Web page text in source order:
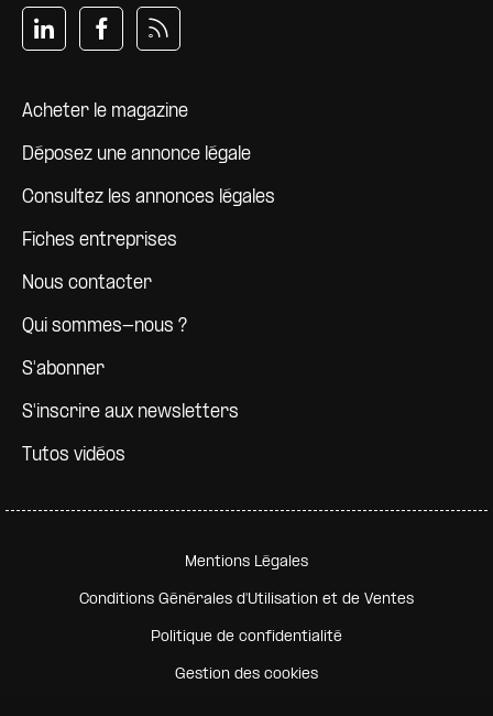
Pied de page
Acheter le magazine
Déposez une annonce légale
Consultez les annonces légales
Fiches entreprises
Nous contacter
Qui sommes-nous ?
S'abonner
S'inscrire aux newsletters
Tutos vidéos
Pied de page secondaire
Mentions Légales
Conditions Générales d'Utilisation et de Ventes
Politique de confidentialité
Gestion des cookies